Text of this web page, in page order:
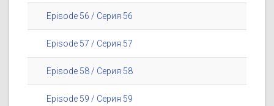
Episode 56 / Серия 56
Episode 57 / Серия 57
Episode 58 / Серия 58
Episode 59 / Серия 59